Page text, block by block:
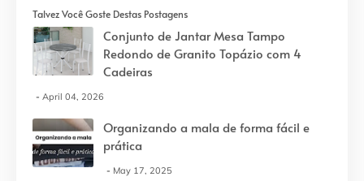
Talvez Você Goste Destas Postagens
Conjunto de Jantar Mesa Tampo
Redondo de Granito Topázio com 4
Cadeiras
April 04, 2026
Organizando a mala de forma fácil e
prática
May 17, 2025